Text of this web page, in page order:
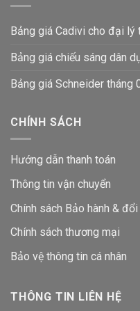
Bảng giá Cadivi cho đại lý
Bảng giá chiếu sáng dân
Bảng giá Schneider tháng
CHÍNH SÁCH
Hướng dẫn thanh toán
Thông tin vận chuyển
Chính sách Bảo hành &
Chính sách thương mại
Bảo vệ thông tin cá nhân
THÔNG TIN LIÊN HỆ